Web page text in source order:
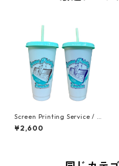
Screen Printing Service / Co
lor Change Tumbler
¥2,600